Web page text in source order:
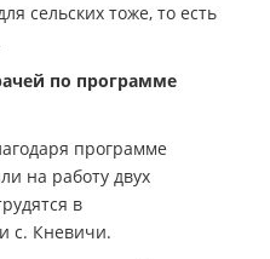
сельских тоже, то есть
по программе
программе
на работу двух
в
с. Кневичи.